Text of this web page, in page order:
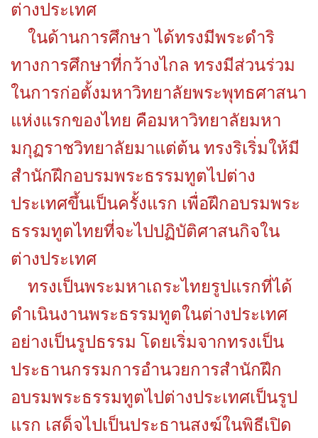
ต่างประเทศ
ในด้านการศึกษา ได้ทรงมีพระดำริ
ทางการศึกษาที่กว้างไกล ทรงมีส่วนร่วม
ในการก่อตั้งมหาวิทยาลัยพระพุทธศาสนา
แห่งแรกของไทย คือมหาวิทยาลัยมหา
มกุฏราชวิทยาลัยมาแต่ต้น ทรงริเริ่มให้มี
สำนักฝึกอบรมพระธรรมทูตไปต่าง
ประเทศขึ้นเป็นครั้งแรก เพื่อฝึกอบรมพระ
ธรรมทูตไทยที่จะไปปฏิบัติศาสนกิจใน
ต่างประเทศ
ทรงเป็นพระมหาเถระไทยรูปแรกที่ได้
ดำเนินงานพระธรรมทูตในต่างประเทศ
อย่างเป็นรูปธรรม โดยเริ่มจากทรงเป็น
ประธานกรรมการอำนวยการสำนักฝึก
อบรมพระธรรมทูตไปต่างประเทศเป็นรูป
แรก เสด็จไปเป็นประธานสงฆ์ในพิธีเปิด